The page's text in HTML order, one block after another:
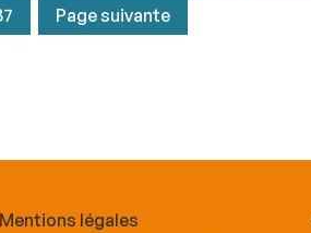
Page suivante
Mentions légales